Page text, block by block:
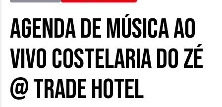
Agenda de Música ao
Vivo Costelaria do Zé
@ Trade Hotel